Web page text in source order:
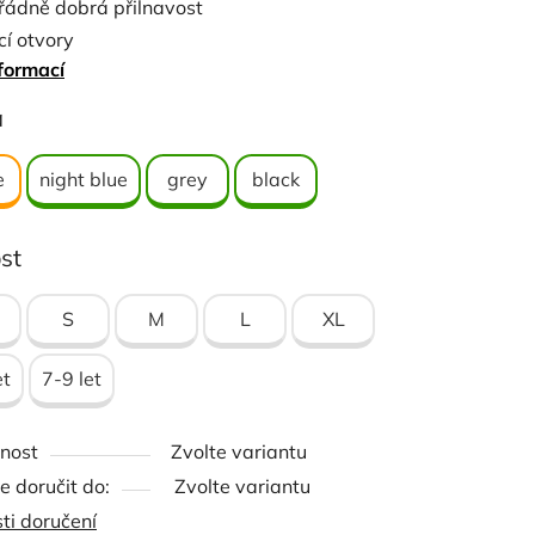
dobrá přilnavost
otvory
otěží
na zápěstí s dotykovou páskou
pohodlí při nošení z extra hladké a měkké
vzhledem kůže, dokonale přizpůsobené
night blue grey black
S M L XL
7-9 let
Zvolte variantu
doručit do:
Zvolte variantu
doručení